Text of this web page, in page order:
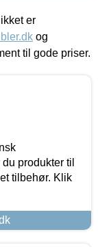
er
og
til gode priser.
produkter til
tilbehør. Klik